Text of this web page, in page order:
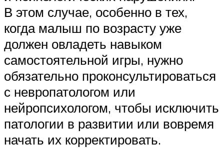
В этом случае, особенно в тех,
когда малыш по возрасту уже
должен овладеть навыком
самостоятельной игры, нужно
обязательно проконсультироваться
с невропатологом или
нейропсихологом, чтобы исключить
патологии в развитии или вовремя
начать их корректировать.